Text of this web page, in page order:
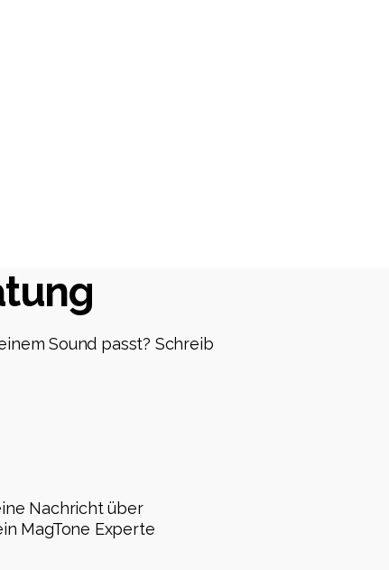
Sound passt? Schreib
Nachricht über
MagTone Experte